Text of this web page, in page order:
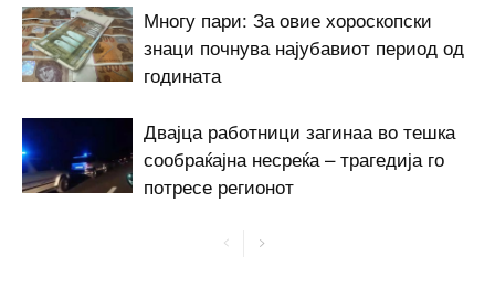
Многу пари: За овие хороскопски
знаци почнува најубавиот период од
годината
Двајца работници загинаа во тешка
сообраќајна несреќа – трагедија го
потресе регионот